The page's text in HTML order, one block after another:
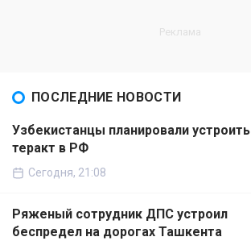
ПОСЛЕДНИЕ НОВОСТИ
Узбекистанцы планировали устроить
теракт в РФ
Сегодня, 21:08
Ряженый сотрудник ДПС устроил
беспредел на дорогах Ташкента